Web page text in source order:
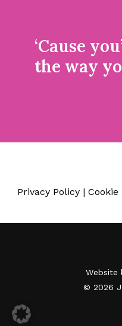
‘Cause
the way
Privacy Policy| Cookie
Website
© 2026